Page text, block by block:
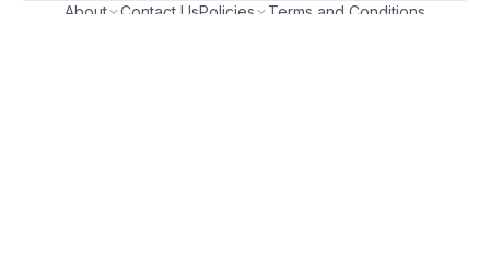
About Contact UsPolicies
Terms and Conditions